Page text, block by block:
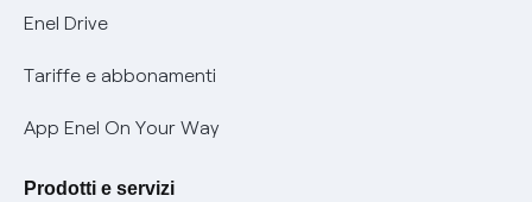
Informativa Privacy AI
Mobilità Elettrica
Phishing e truffe online
Verifica chi ti ha chiamato
Agevolazione utenti con disabilità per offerte Fibra
Enel Drive
Tariffe e abbonamenti
App Enel On Your Way
Prodotti e servizi